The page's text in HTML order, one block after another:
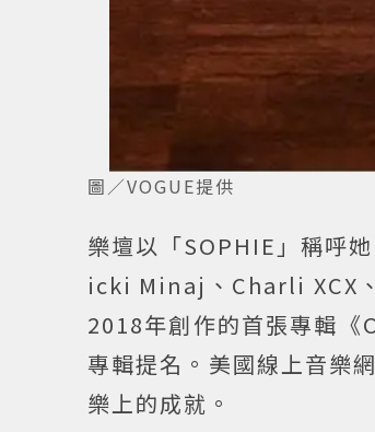
圖／VOGUE提供
樂壇以「SOPHIE」稱呼
icki Minaj、Charli XCX
2018年創作的首張專輯
專輯提名。美國線上音樂
樂上的成就。